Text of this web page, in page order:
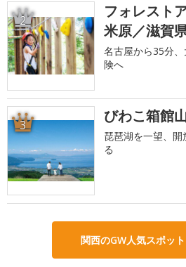
2
フォレスト
米原／滋賀
名古屋から35分
険へ
3 びわこ箱館
琵琶湖を一望、
る
関西のGW人気スポッ